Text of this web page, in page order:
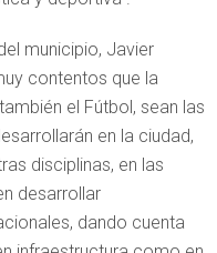
municipio, Javier
contentos que la
el Fútbol, sean las
en la ciudad,
disciplinas, en las
desarrollar
dando cuenta